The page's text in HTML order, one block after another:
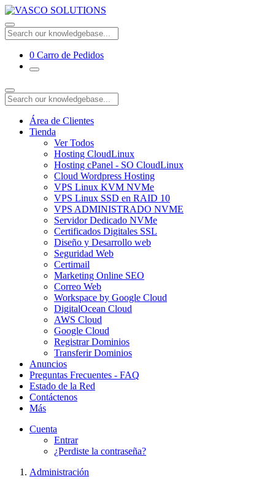
0 Carro de Pedidos
Área de Clientes
Tienda
Ver Todos
Hosting CloudLinux
Hosting cPanel - SO CloudLinux
Cloud Wordpress Hosting
VPS Linux KVM NVMe
VPS Linux SSD en RAID 10
VPS ADMINISTRADO NVME
Servidor Dedicado NVMe
Certificados Digitales SSL
Diseño y Desarrollo web
Seguridad Web
Certimail
Marketing Online SEO
Correo Web
Workspace by Google Cloud
DigitalOcean Cloud
AWS Cloud
Google Cloud
Registrar Dominios
Transferir Dominios
Anuncios
Preguntas Frecuentes - FAQ
Estado de la Red
Contáctenos
Más
Cuenta
Entrar
¿Perdiste la contraseña?
Administración